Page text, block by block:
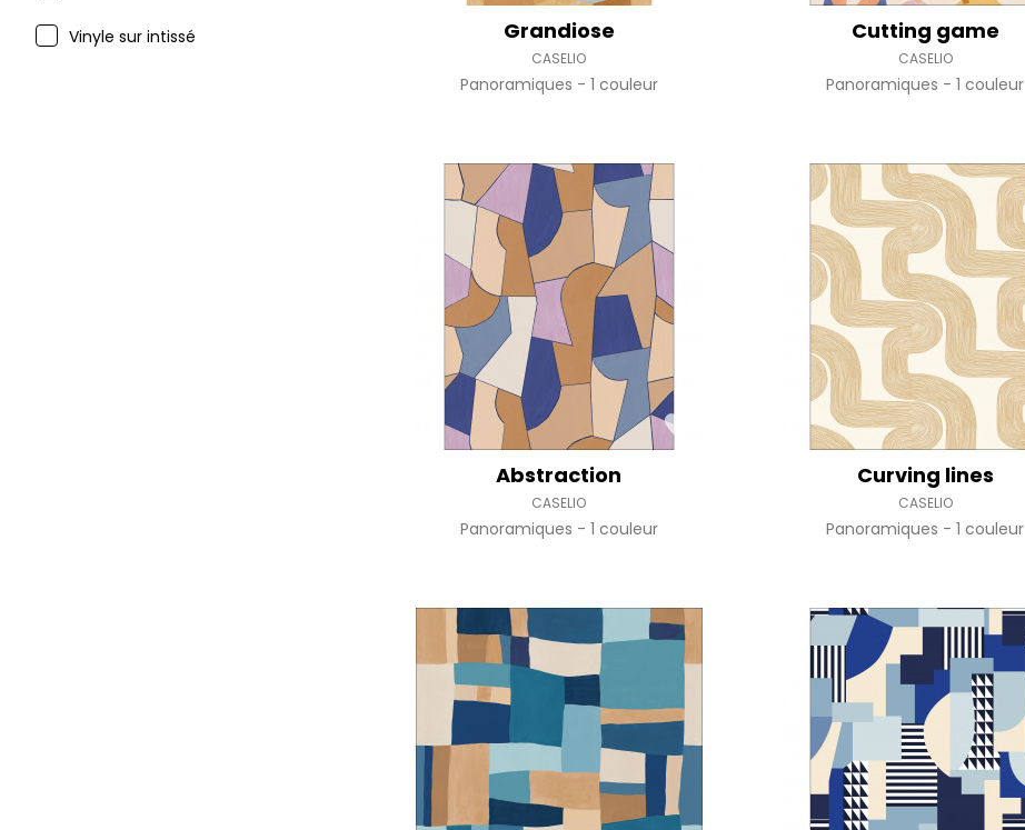
Vinyle sur intissé Grandiose
CASELIO
Panoramiques 1 couleur
Cutting game
CASELIO
Panoramiques 1 couleur
Abstraction
CASELIO
Panoramiques 1 couleur
Curving lines
CASELIO
Panoramiques 1 couleur